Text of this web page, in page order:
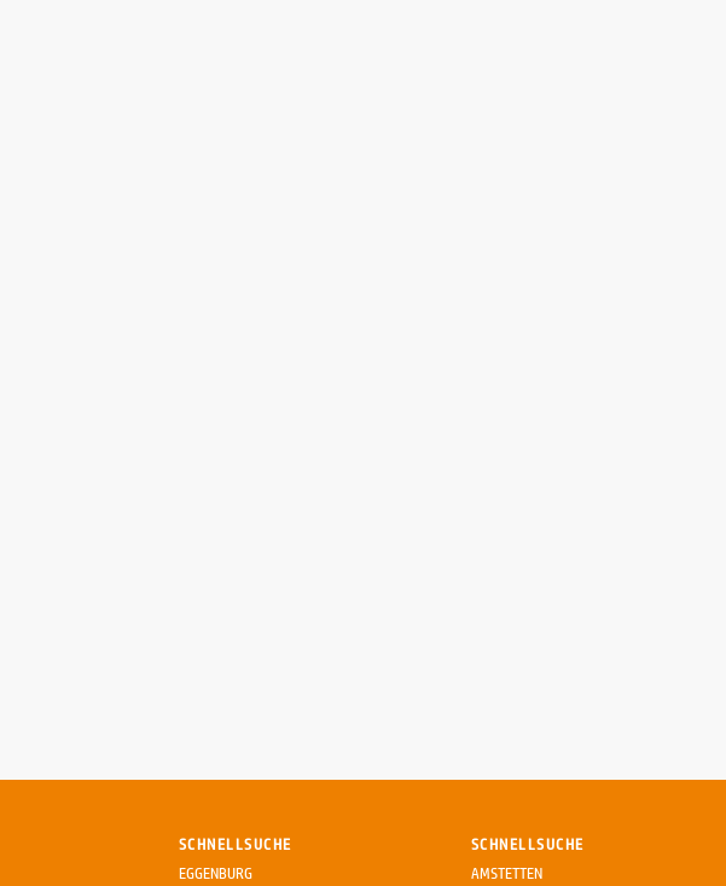
SCHNELLSUCHE
EGGENBURG
SCHNELLSUCHE
AMSTETTEN